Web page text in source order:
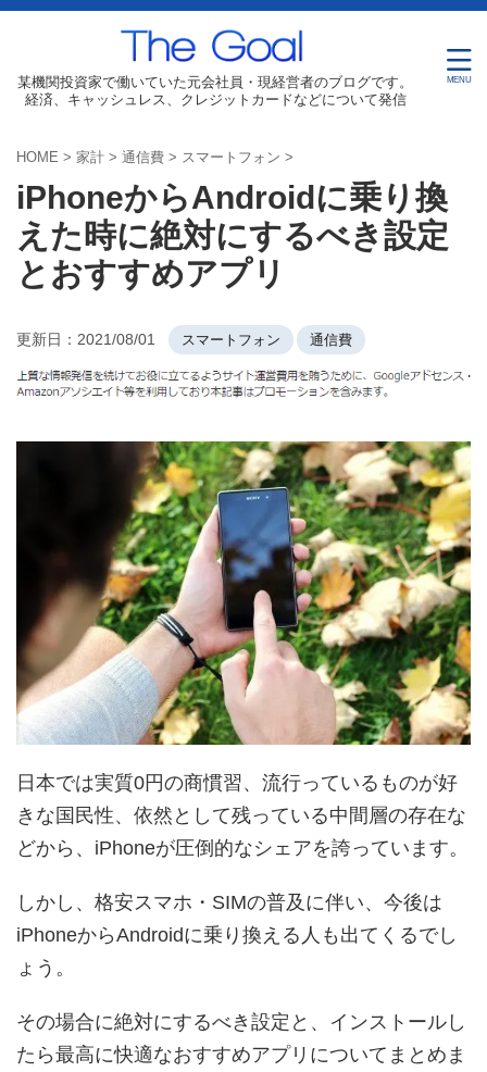
某機関投資家で働いていた元会社員・現経営者のブログです。
経済、キャッシュレス、クレジットカードなどについて発信
HOME > 家計 > 通信費 > スマートフォン >
iPhoneからAndroidに乗り換
えた時に絶対にするべき設定
とおすすめアプリ
更新日： 2021/08/01 スマートフォン 通信費
日本では実質0円の商慣習、流行っているものが好
きな国民性、依然として残っている中間層の存在な
どから、iPhoneが圧倒的なシェアを誇っています。
しかし、格安スマホ・SIMの普及に伴い、今後は
iPhoneからAndroidに乗り換える人も出てくるでし
ょう。
その場合に絶対にするべき設定と、インストールし
たら最高に快適なおすすめアプリについてまとめま